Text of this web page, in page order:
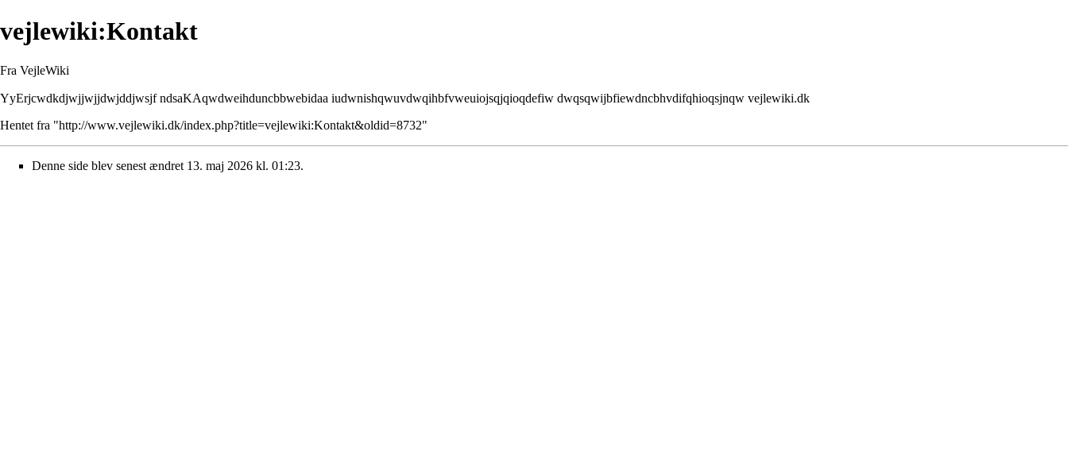
vejlewiki:Kontakt
Fra VejleWiki
YyErjcwdkdjwjjwjjdwjddjwsjf ndsaKAqwdweihduncbbwebidaa iudwnishqwuvdwqihbfvweuiojsqjqioqdefiw dwqsqwijbfiewdncbhvdifqhioqsjnqw vejlewiki.dk
Hentet fra "http://www.vejlewiki.dk/index.php?title=vejlewiki:Kontakt&oldid=8732"
Denne side blev senest ændret 13. maj 2026 kl. 01:23.